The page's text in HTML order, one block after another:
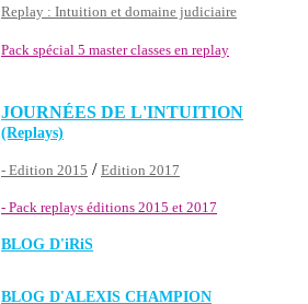
Replay : Intuition et domaine judiciaire
Pack spécial 5 master classes en replay
JOURNÉES DE L'INTUITION
(Replays)
- Edition 2015 / Edition 2017
- Pack replays éditions 2015 et 2017
BLOG D'iRiS
BLOG D'ALEXIS CHAMPION